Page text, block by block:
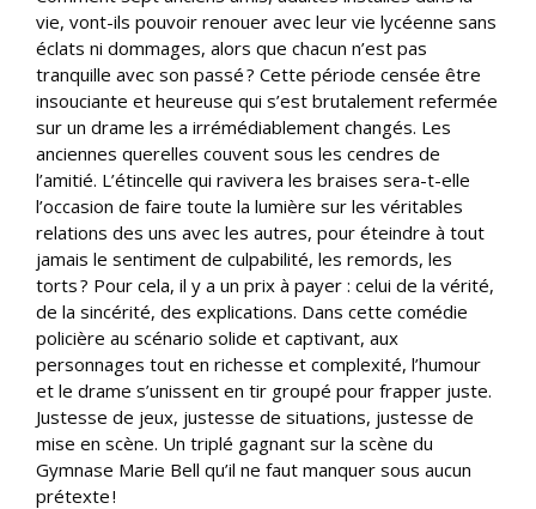
vie, vont-ils pouvoir renouer avec leur vie lycéenne sans
éclats ni dommages, alors que chacun n’est pas
tranquille avec son passé ? Cette période censée être
insouciante et heureuse qui s’est brutalement refermée
sur un drame les a irrémédiablement changés. Les
anciennes querelles couvent sous les cendres de
l’amitié. L’étincelle qui ravivera les braises sera-t-elle
l’occasion de faire toute la lumière sur les véritables
relations des uns avec les autres, pour éteindre à tout
jamais le sentiment de culpabilité, les remords, les
torts ? Pour cela, il y a un prix à payer : celui de la vérité,
de la sincérité, des explications. Dans cette comédie
policière au scénario solide et captivant, aux
personnages tout en richesse et complexité, l’humour
et le drame s’unissent en tir groupé pour frapper juste.
Justesse de jeux, justesse de situations, justesse de
mise en scène. Un triplé gagnant sur la scène du
Gymnase Marie Bell qu’il ne faut manquer sous aucun
prétexte !